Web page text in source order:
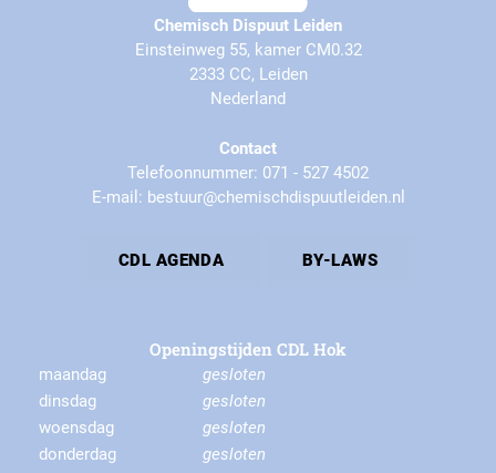
Chemisch Dispuut Leiden
Einsteinweg 55, kamer CM0.32
2333 CC, Leiden
Nederland
Contact
Telefoonnummer: 071 - 527 4502
E-mail: bestuur@chemischdispuutleiden.nl
CDL AGENDA BY-LAWS
Openingstijden CDL Hok
maandag
gesloten
dinsdag
gesloten
woensdag
gesloten
donderdag
gesloten